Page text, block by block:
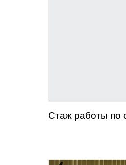
Стаж работы по